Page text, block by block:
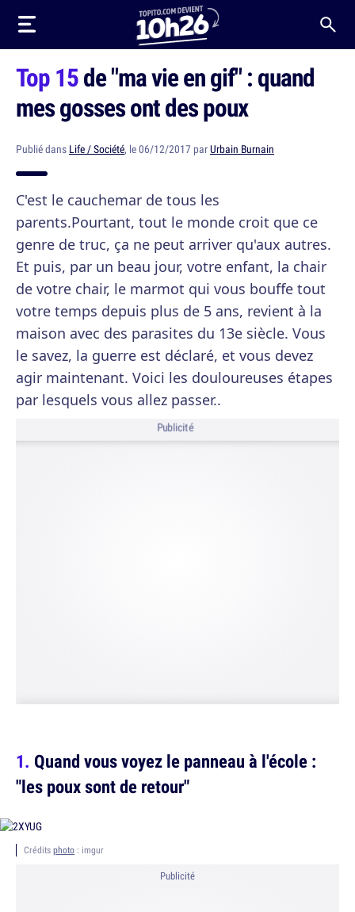
Top 15de "ma vie en gif" : quand
mes gosses ont des poux
Publié dans Life / Société, le 06/12/2017 parUrbain Burnain
C'est le cauchemar de tous les
parents.Pourtant, tout le monde croit que ce
genre de truc, ça ne peut arriver qu'aux autres.
Et puis, par un beau jour, votre enfant, la chair
de votre chair, le marmot qui vous bouffe tout
votre temps depuis plus de 5 ans, revient à la
maison avec des parasites du 13e siècle. Vous
le savez, la guerre est déclaré, et vous devez
agir maintenant. Voici les douloureuses étapes
par lesquels vous allez passer..
Publicité
Quand vous voyez le panneau à l'école :
"les poux sont de retour"
Crédits photo : imgur
Publicité